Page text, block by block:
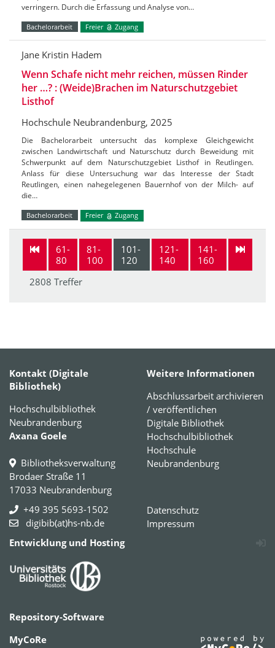
verringern. Durch die Erfassung und Analyse von…
Bachelorarbeit Freier Zugang
Jane Kristin Hadem
Wenn Schafe nicht mehr reichen, müssen Rinder
her …? : (Weide)Brachen im Naturschutzgebiet
Listhof
Hochschule Neubrandenburg, 2025
Die Bachelorarbeit untersucht das komplexe Gleichgewicht
zwischen Landwirtschaft und Naturschutz durch Beweidung mit
Schwerpunkt auf dem Naturschutzgebiet Listhof in Reutlingen.
Anlass für diese Untersuchung war das Interesse der Stadt
Reutlingen, einen nahegelegenen Bauernhof von der Milch- auf
die…
Bachelorarbeit Freier Zugang
61-
80
81-
100
101-
120
121-
140
141-
160
2808 Treffer
Kontakt (Digitale
Bibliothek)
Hochschulbibliothek
Neubrandenburg
Axana Goele
Bibliotheksverwaltung
Brodaer Straße 11
17033 Neubrandenburg
+49 395 5693-1502
digibib(at)hs-nb.de
Weitere Informationen
Abschlussarbeit archivieren
/ veröffentlichen
Digitale Bibliothek
Hochschulbibliothek
Hochschule
Neubrandenburg
Datenschutz
Impressum
Entwicklung und Hosting
Repository-Software
MyCoRe